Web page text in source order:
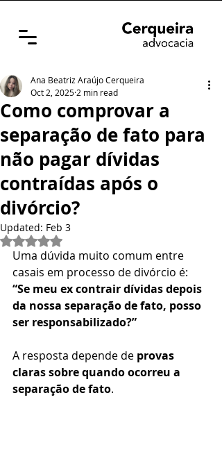
Como comprovar a
separação de fato para
não pagar dívidas
contraídas após o
divórcio?
Ana Beatriz Araújo Cerqueira
Oct 2, 2025 2 min read
Updated: Feb 3
Rated NaN out of 5 stars.
Uma dúvida muito comum entre
casais em processo de divórcio é:
“Se meu ex contrair dívidas depois
da nossa separação de fato, posso
ser responsabilizado?”
A resposta depende de provas
claras sobre quando ocorreu a
separação de fato.